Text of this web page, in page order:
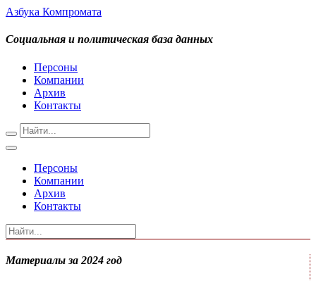
Азбука Компромата
Социальная и политическая база данных
Персоны
Компании
Архив
Контакты
Персоны
Компании
Архив
Контакты
Материалы за 2024 год